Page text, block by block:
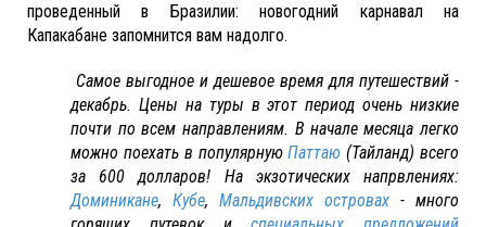
проведенный в Бразилии: новогодний карнавал на
Капакабане запомнится вам надолго.
Самое выгодное и дешевое время для путешествий -
декабрь. Цены на туры в этот период очень низкие
почти по всем направлениям. В начале месяца легко
можно поехать в популярнуюПаттаю (Тайланд) всего
за 600 долларов! На экзотических напрвлениях:
Доминикане, Кубе, Мальдивских островах - много